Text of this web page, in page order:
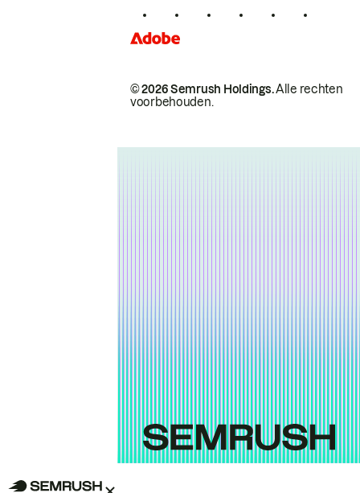
© 2026 Semrush Holdings.Alle rechten
voorbehouden.